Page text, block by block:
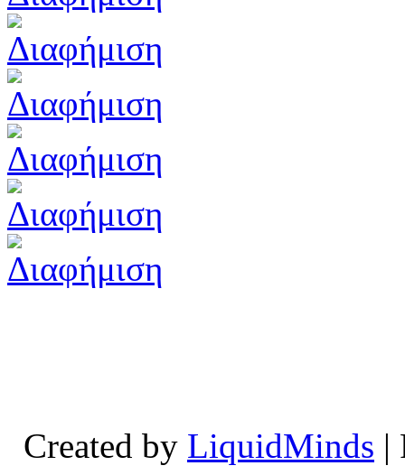
Created by LiquidMinds |